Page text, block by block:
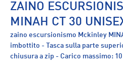
ZAINO
MINAH CT 30
zaino escursionismo Mckinley
imbottito - Tasca sulla parte
chiusura a zip - Carico massimo: 10